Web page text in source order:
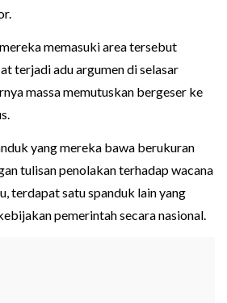
memasuki area tersebut
terjadi adu argumen di selasar
massa memutuskan bergeser ke
yang mereka bawa berukuran
tulisan penolakan terhadap wacana
terdapat satu spanduk lain yang
pemerintah secara nasional.